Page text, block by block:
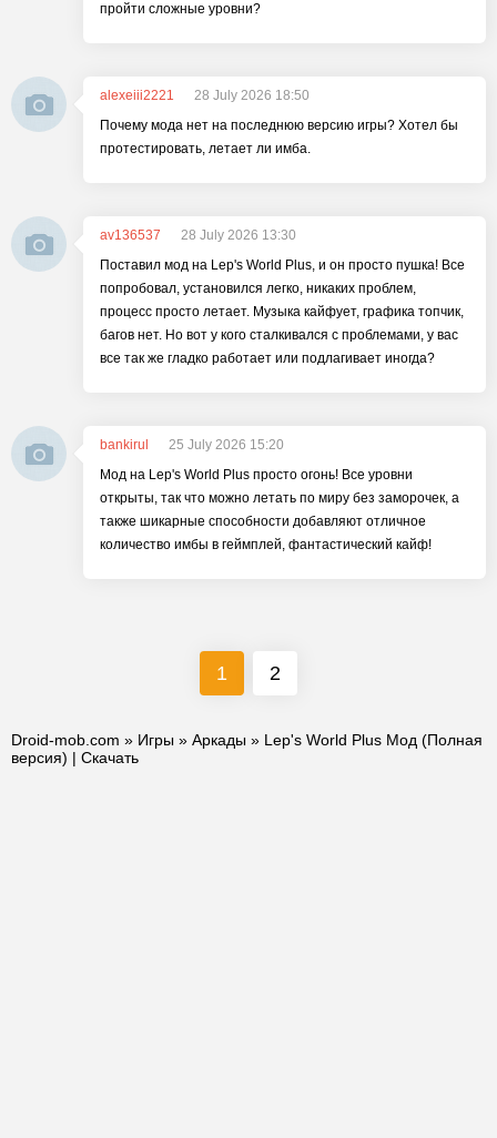
пройти сложные уровни?
alexeiii2221
28 July 2026 18:50
Почему мода нет на последнюю версию игры? Хотел бы
протестировать, летает ли имба.
av136537
28 July 2026 13:30
Поставил мод на Lep's World Plus, и он просто пушка! Все
попробовал, установился легко, никаких проблем,
процесс просто летает. Музыка кайфует, графика топчик,
багов нет. Но вот у кого сталкивался с проблемами, у вас
все так же гладко работает или подлагивает иногда?
bankirul
25 July 2026 15:20
Мод на Lep's World Plus просто огонь! Все уровни
открыты, так что можно летать по миру без заморочек, а
также шикарные способности добавляют отличное
количество имбы в геймплей, фантастический кайф!
1 2
Droid-mob.com » Игры » Аркады » Lep's World Plus Мод (Полная
версия) | Скачать